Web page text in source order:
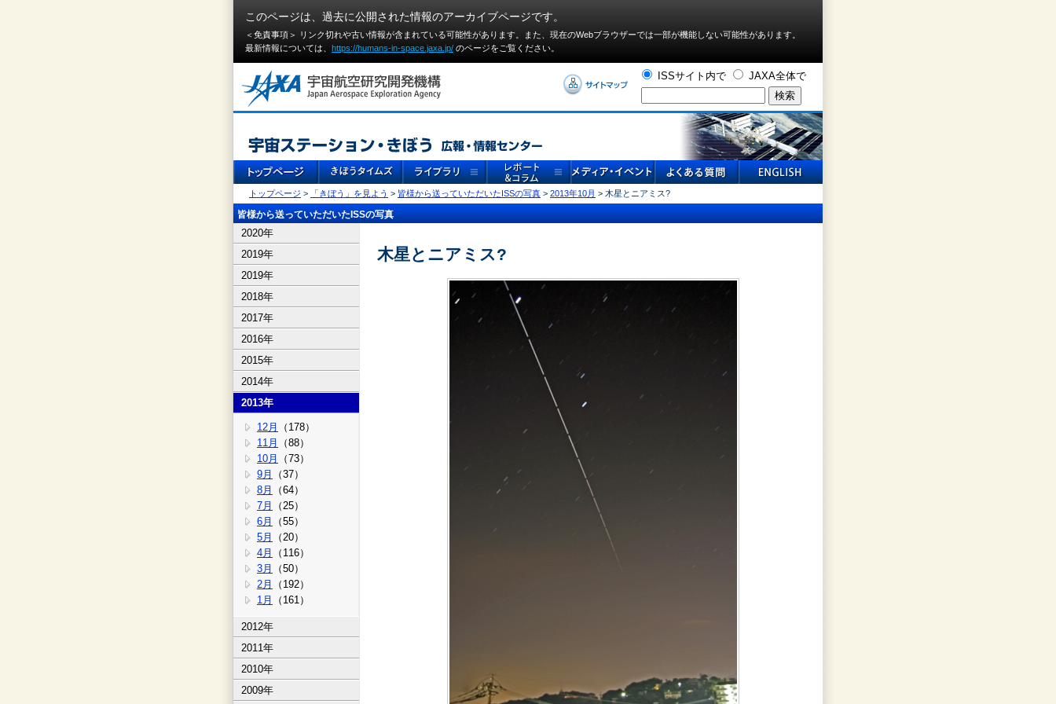
このページは、過去に公開された情報のアーカイブページです。
＜免責事項＞ リンク切れや古い情報が含まれている可能性があります。また、現在のWebブラウザーでは⼀部が機能しない可能性があります。
最新情報については、 https://humans-in-space.jaxa.jp/ のページをご覧ください。
ISSサイト内で JAXA全体で
トップページ > 「きぼう」を見よう > 皆様から送っていただいたISSの写真 > 2013年10月 > 木星とニアミス?
皆様から送っていただいたISSの写真
2020年
2019年
2019年
2018年
2017年
2016年
2015年
2014年
2013年
12月
（178）
11月
（88）
10月
（73）
9月
（37）
8月
（64）
7月
（25）
6月
（55）
5月
（20）
4月
（116）
3月
（50）
2月
（192）
1月
（161）
2012年
2011年
2010年
2009年
木星とニアミス?